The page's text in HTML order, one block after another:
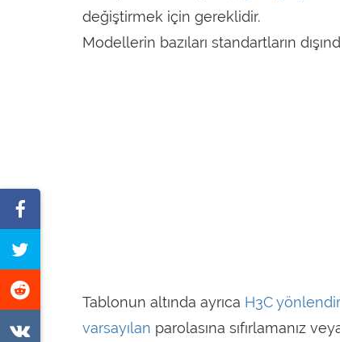
değiştirmek için gereklidir.
Modellerin bazıları standartların
Tablonun altında ayrıca H3C
varsayılan parolasına sıfırlamanız
paylaş
sayfayı
tweet
paylaş
VK'de